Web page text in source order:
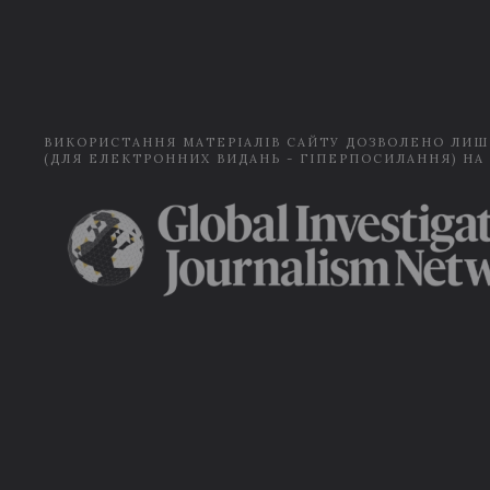
ВИКОРИСТАННЯ МАТЕРІАЛІВ САЙТУ ДОЗВОЛЕНО
(ДЛЯ ЕЛЕКТРОННИХ ВИДАНЬ - ГІПЕРПОСИЛАННЯ) НА